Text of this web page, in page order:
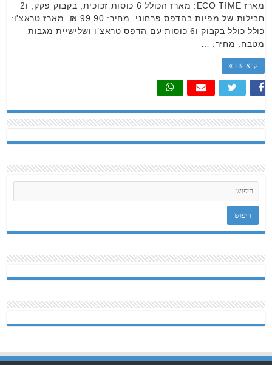
מארז ECO TIME: מארז הכולל 6 כוסות זכוכית, בקבוק פקק, ו2
חבילות של מפיות בהדפס פרחוני. מחיר: 99.90 ₪. מארז טראצ'ו:
כולל כולל בקבוק ו6 כוסות עם הדפס טראצ’ו ושלישיית מגבות
מטבח. מחיר: …
קרא עוד »